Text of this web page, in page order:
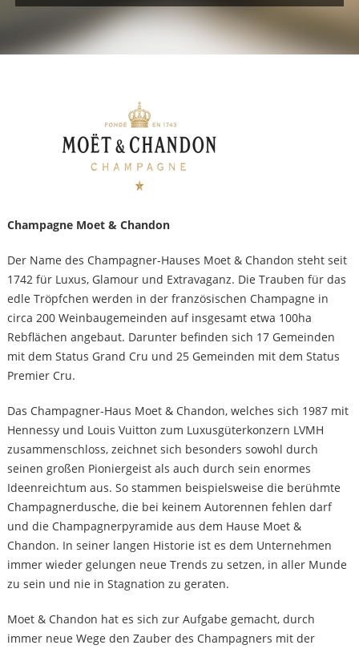
Champagne Moet & Chandon
Der Name des Champagner-Hauses Moet & Chandon steht seit
1742 für Luxus, Glamour und Extravaganz. Die Trauben für das
edle Tröpfchen werden in der französischen Champagne in
circa 200 Weinbaugemeinden auf insgesamt etwa 100ha
Rebflächen angebaut. Darunter befinden sich 17 Gemeinden
mit dem Status Grand Cru und 25 Gemeinden mit dem Status
Premier Cru.
Das Champagner-Haus Moet & Chandon, welches sich 1987 mit
Hennessy und Louis Vuitton zum Luxusgüterkonzern LVMH
zusammenschloss, zeichnet sich besonders sowohl durch
seinen großen Pioniergeist als auch durch sein enormes
Ideenreichtum aus. So stammen beispielsweise die berühmte
Champagnerdusche, die bei keinem Autorennen fehlen darf
und die Champagnerpyramide aus dem Hause Moet &
Chandon. In seiner langen Historie ist es dem Unternehmen
immer wieder gelungen neue Trends zu setzen, in aller Munde
zu sein und nie in Stagnation zu geraten.
Moet & Chandon hat es sich zur Aufgabe gemacht, durch
immer neue Wege den Zauber des Champagners mit der